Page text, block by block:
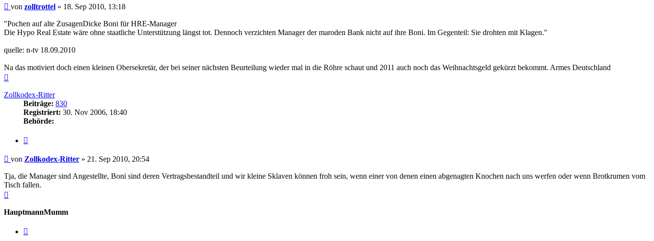
Beitrag
von zolltrottel » 18. Sep 2010, 13:18
"Pochen auf alte ZusagenDicke Boni für HRE-Manager
Die Hypo Real Estate wäre ohne staatliche Unterstützung längst tot. Dennoch verzichten Manager der maroden Bank nicht auf ihre Boni. Im Gegenteil: Sie drohten mit Klagen."
quelle: n-tv 18.09.2010
Na das motiviert doch einen kleinen Obersekretär, der bei seiner nächsten Beurteilung wieder mal in die Röhre schaut und 2011 auch noch das Weihnachtsgeld gekürzt bekommt. Armes Deutschland
Zollkodex-Ritter
Beiträge: 830
Registriert: 30. Nov 2006, 18:40
Behörde:
Beitrag
von Zollkodex-Ritter » 21. Sep 2010, 20:54
Tja, die Manager sind Angestellte, Boni sind deren Vertragsbestandteil und wir kleine Sklaven können froh sein, wenn einer von denen einen abgenagten Knochen nach uns werfen oder wenn Brotkrumen vom
Tisch fallen.
HauptmannMumm